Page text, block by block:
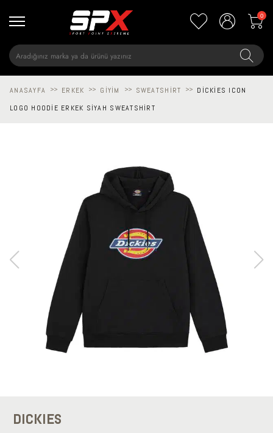
0
ANASAYFA >> ERKEK >> GIYIM >> SWEATSHIRT >>
DICKIES ICON
LOGO HOODIE ERKEK SIYAH SWEATSHIRT
DICKIES